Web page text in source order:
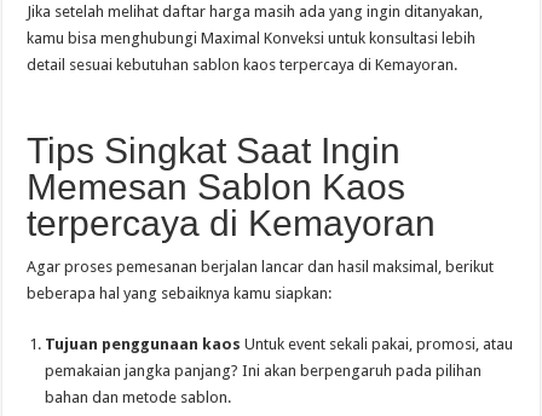
Jika setelah melihat daftar harga masih ada yang ingin ditanyakan,
kamu bisa menghubungi Maximal Konveksi untuk konsultasi lebih
detail sesuai kebutuhan sablon kaos terpercaya di Kemayoran.
Tips Singkat Saat Ingin
Memesan Sablon Kaos
terpercaya di Kemayoran
Agar proses pemesanan berjalan lancar dan hasil maksimal, berikut
beberapa hal yang sebaiknya kamu siapkan:
Tujuan penggunaan kaos Untuk event sekali pakai, promosi, atau
pemakaian jangka panjang? Ini akan berpengaruh pada pilihan
bahan dan metode sablon.